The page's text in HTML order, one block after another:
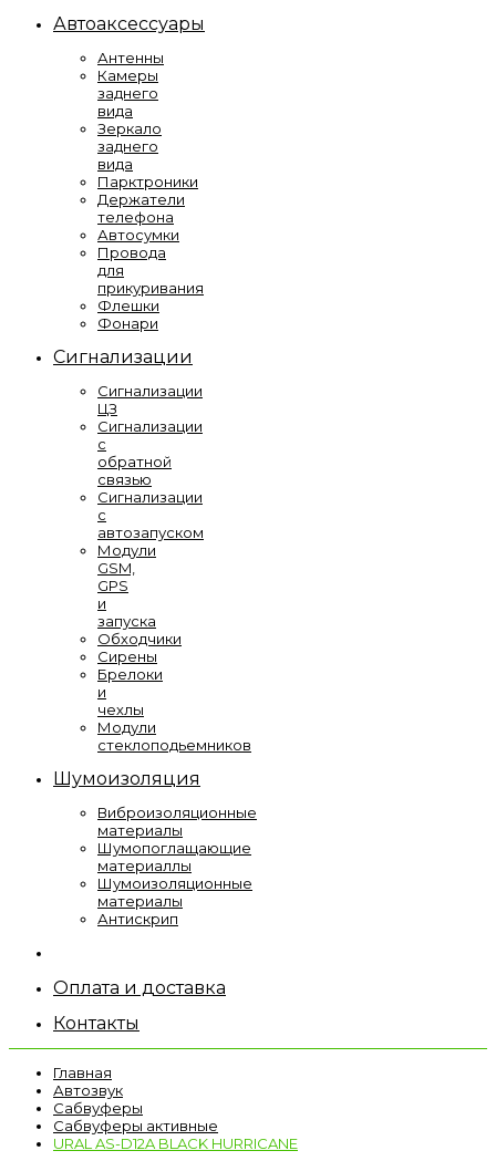
Автоаксессуары
Антенны
Камеры
заднего
вида
Зеркало
заднего
вида
Парктроники
Держатели
телефона
Автосумки
Провода
для
прикуривания
Флешки
Фонари
Сигнализации
Сигнализации
ЦЗ
Сигнализации
с
обратной
связью
Сигнализации
с
автозапуском
Модули
GSM,
GPS
и
запуска
Обходчики
Сирены
Брелоки
и
чехлы
Модули
стеклоподьемников
Шумоизоляция
Виброизоляционные
материалы
Шумопоглащающие
материаллы
Шумоизоляционные
материалы
Антискрип
Оплата и доставка
Контакты
Главная
Автозвук
Сабвуферы
Сабвуферы активные
URAL AS-D12A BLACK HURRICANE